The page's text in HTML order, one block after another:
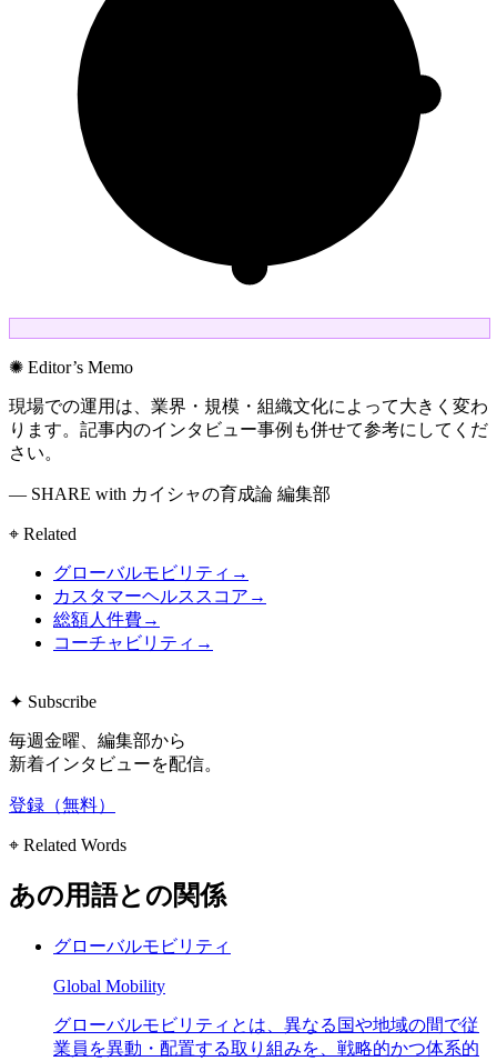
✺ Editor’s Memo
現場での運用は、業界・規模・組織文化によって大きく変わ
ります。記事内のインタビュー事例も併せて参考にしてくだ
さい。
— SHARE with カイシャの育成論 編集部
⌖ Related
グローバルモビリティ →
カスタマーヘルススコア →
総額人件費→
コーチャビリティ →
✦ Subscribe
毎週金曜、編集部から
新着インタビューを配信。
登録（無料）
⌖ Related Words
あの用語との関係
グローバルモビリティ
Global Mobility
グローバルモビリティとは、異なる国や地域の間で従
業員を異動・配置する取り組みを、戦略的かつ体系的